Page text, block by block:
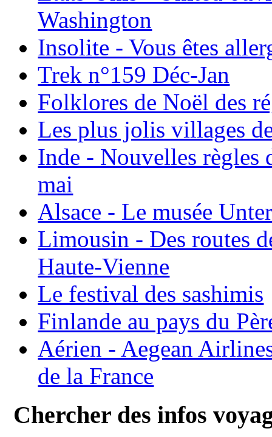
Washington
Insolite - Vous êtes
Trek n°159 Déc-Jan
Folklores de Noël des
Les plus jolis villages
Inde - Nouvelles règles
mai
Alsace - Le musée
Limousin - Des routes
Haute-Vienne
Le festival des sashimis
Finlande au pays du
Aérien - Aegean
de la France
Chercher des infos